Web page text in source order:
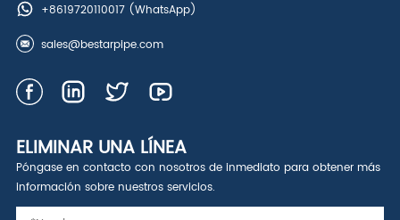
+8619720110017(WhatsApp)
sales@bestarpipe.com
ELIMINAR UNA LÍNEA
Póngase en contacto con nosotros de inmediato para obtener más
información sobre nuestros servicios.